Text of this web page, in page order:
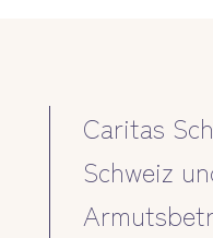
Caritas
Schweiz